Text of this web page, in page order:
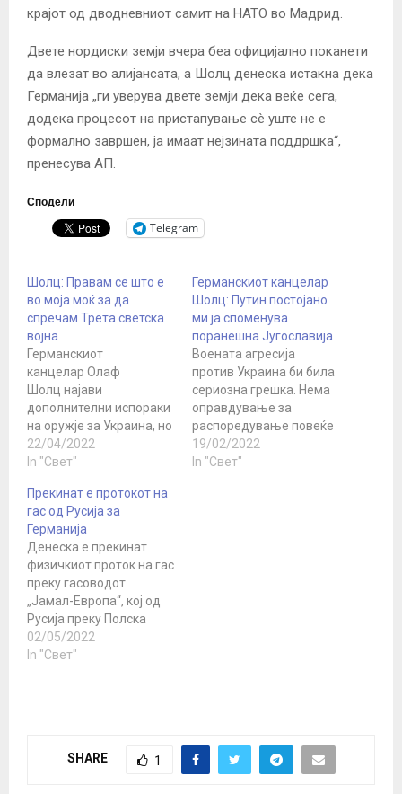
крајот од дводневниот самит на НАТО во Мадрид.
Двете нордиски земји вчера беа официјално поканети
да влезат во алијансата, а Шолц денеска истакна дека
Германија „ги уверува двете земји дека веќе сега,
додека процесот на пристапување сè уште не е
формално завршен, ја имаат нејзината поддршка“,
пренесува АП.
Сподели
Telegram
Шолц: Правам се што е
во моја моќ за да
спречам Трета светска
војна
Германскиот
канцелар Олаф
Шолц најави
дополнителни испораки
на оружје за Украина, но
во исто време ја
оправда сегашната
станува збор за воената
помош за Украина во
опасност од големи
конфликти, објавија во
петокот германските
медиуми. „Правам сè
што можам за да
избегнам ескалација
што може да доведе до
Трета светска…
22/04/2022
In "Свет"
Германскиот канцелар
Шолц: Путин постојано
ми ја споменува
поранешна Југославија
Воената агресија
против Украина би била
сериозна грешка. Нема
оправдување за
распоредување повеќе
од 100.000 војници на
украинската граница,
19/02/2022
In "Свет"
Прекинат е протокот на
гас од Русија за
Германија
Денеска е прекинат
физичкиот проток на гас
преку гасоводот
„Јамал-Европа“, кој од
Русија преку Полска
испорачува гас до
Германија. Ова го
пренесе Ројтерс. Хабек:
02/05/2022
In "Свет"
SHARE 1